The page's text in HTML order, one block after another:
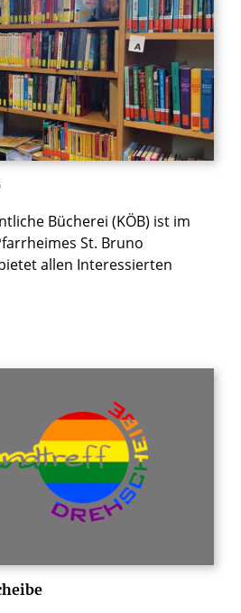
Bücherei (KÖB) ist im
St. Bruno
allen Interessierten